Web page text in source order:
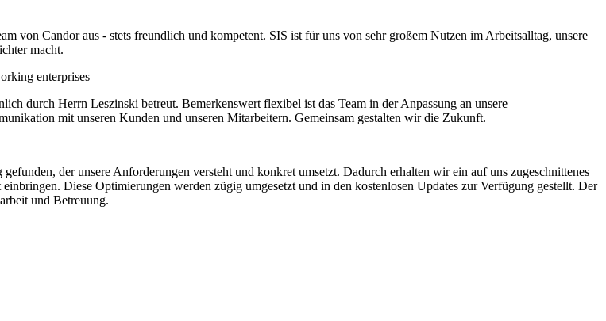
von Candor aus - stets freundlich und kompetent. SIS ist für uns von sehr großem Nutzen im Arbeitsalltag, unsere
macht.
enterprises
durch Herrn Leszinski betreut. Bemerkenswert flexibel ist das Team in der Anpassung an unsere
mit unseren Kunden und unseren Mitarbeitern. Gemeinsam gestalten wir die Zukunft.
der unsere Anforderungen versteht und konkret umsetzt. Dadurch erhalten wir ein auf uns zugeschnittenes
Diese Optimierungen werden zügig umgesetzt und in den kostenlosen Updates zur Verfügung gestellt. Der
und Betreuung.